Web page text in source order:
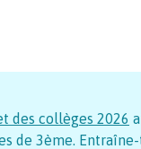
des collèges 2026
de 3ème.